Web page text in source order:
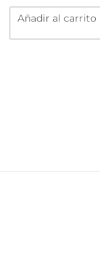
Añadir al carrito